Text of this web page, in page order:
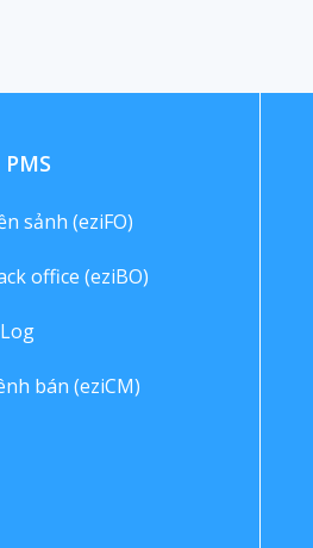
sảnh (eziFO)
office (eziBO)
bán (eziCM)